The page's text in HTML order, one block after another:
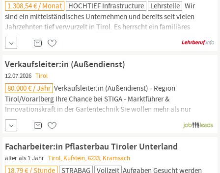
1.308,54 € / Monat HOCHTIEF Infrastructure Lehrstelle Wir
sind ein mittelständisches Unternehmen und bereits seit vielen
Jahrzehnten tief verwurzelt in Tirol. Es herrscht ein familiäres
Betriebsklima. Trotzdem genießt man die Vorteile eines Konzerns.
HOCHTIEF ist ein technisch ausgerichteter, globaler
KernaktivitätenBau,...
Verkaufsleiter:in (Außendienst)
12.07.2026 Tirol
80.000 € / Jahr Verkaufsleiter:in (Außendienst) - Region
Tirol/Vorarlberg Ihre Chance bei STIGA - Marktführer &
Innovationskraft in der Gartentechnik Sie wollen mehr als nur
verkaufen? Sie wollen gestalten, Partner aufbauen und ein tolles
Gebiet zur Erfolgsregion entwickeln? Dann sind Sie bei STIGA
Facharbeiter:in Pflasterbau Tiroler Unterland
älter als 1 Jahr Tirol, Kufstein, 6233, Kramsach
18,79 € / Stunde STRABAG Vollzeit Aufgaben Gesucht werden